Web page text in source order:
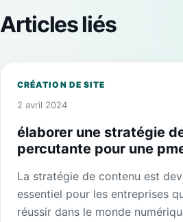
Articles liés
CRÉATION DE SITE
2 avril 2024
élaborer une stratégie
percutante pour une
La stratégie de contenu est
essentiel pour les entreprises
réussir dans le monde